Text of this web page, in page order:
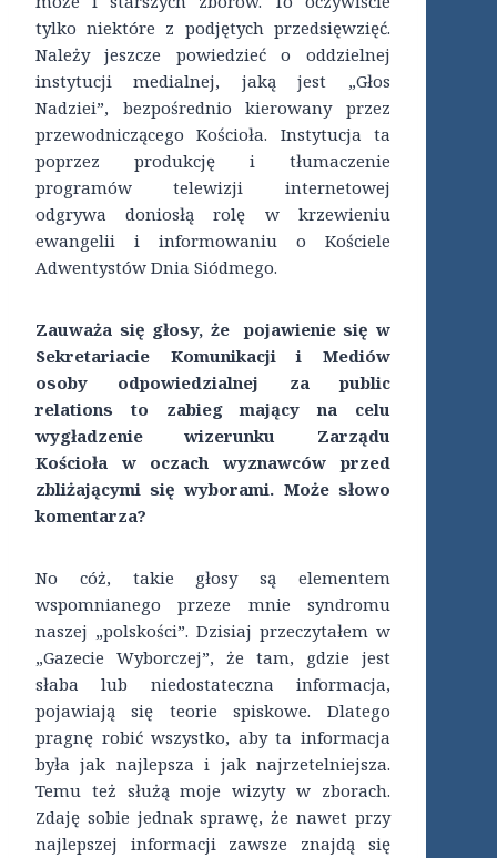
tylko niektóre z podjętych przedsięwzięć.
Należy jeszcze powiedzieć o oddzielnej
instytucji medialnej, jaką jest „Głos
Nadziei”, bezpośrednio kierowany przez
przewodniczącego Kościoła. Instytucja ta
poprzez produkcję i tłumaczenie
programów telewizji internetowej
odgrywa doniosłą rolę w krzewieniu
ewangelii i informowaniu o Kościele
Adwentystów Dnia Siódmego.
Zauważa się głosy, że pojawienie się w
Sekretariacie Komunikacji i Mediów
osoby odpowiedzialnej za public
relations to zabieg mający na celu
wygładzenie wizerunku Zarządu
Kościoła w oczach wyznawców przed
zbliżającymi się wyborami. Może słowo
komentarza?
No cóż, takie głosy są elementem
wspomnianego przeze mnie syndromu
naszej „polskości”. Dzisiaj przeczytałem w
„Gazecie Wyborczej”, że tam, gdzie jest
słaba lub niedostateczna informacja,
pojawiają się teorie spiskowe. Dlatego
pragnę robić wszystko, aby ta informacja
była jak najlepsza i jak najrzetelniejsza.
Temu też służą moje wizyty w zborach.
Zdaję sobie jednak sprawę, że nawet przy
najlepszej informacji zawsze znajdą się